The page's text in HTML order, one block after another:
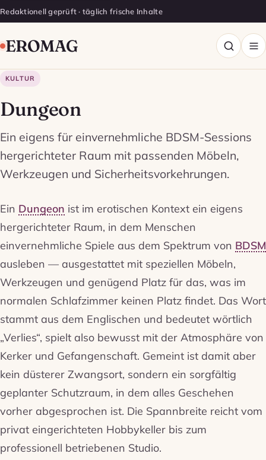
Redaktionell geprüft · täglich frische Inhalte
EROMAG
KULTUR
Dungeon
Ein eigens für einvernehmliche BDSM-Sessions
hergerichteter Raum mit passenden Möbeln,
Werkzeugen und Sicherheitsvorkehrungen.
Ein Dungeon ist im erotischen Kontext ein eigens
hergerichteter Raum, in dem Menschen
einvernehmliche Spiele aus dem Spektrum von BDSM
ausleben — ausgestattet mit speziellen Möbeln,
Werkzeugen und genügend Platz für das, was im
normalen Schlafzimmer keinen Platz findet. Das Wort
stammt aus dem Englischen und bedeutet wörtlich
„Verlies“, spielt also bewusst mit der Atmosphäre von
Kerker und Gefangenschaft. Gemeint ist damit aber
kein düsterer Zwangsort, sondern ein sorgfältig
geplanter Schutzraum, in dem alles Geschehen
vorher abgesprochen ist. Die Spannbreite reicht vom
privat eingerichteten Hobbykeller bis zum
professionell betriebenen Studio.